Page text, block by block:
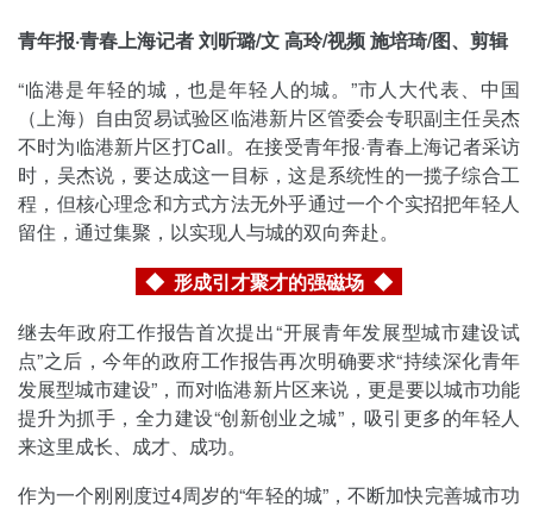
青年报·青春上海记者 刘昕璐/文高玲/视频施培琦/图、剪辑
“临港是年轻的城，也是年轻人的城。”市人大代表、中国
（上海）自由贸易试验区临港新片区管委会专职副主任吴杰
不时为临港新片区打Call。在接受青年报·青春上海记者采访
时，吴杰说，要达成这一目标，这是系统性的一揽子综合工
程，但核心理念和方式方法无外乎通过一个个实招把年轻人
留住，通过集聚，以实现人与城的双向奔赴。
◆ 形成引才聚才的强磁场 ◆
继去年政府工作报告首次提出“开展青年发展型城市建设试
点”之后，今年的政府工作报告再次明确要求“持续深化青年
发展型城市建设”，而对临港新片区来说，更是要以城市功能
提升为抓手，全力建设“创新创业之城”，吸引更多的年轻人
来这里成长、成才、成功。
作为一个刚刚度过4周岁的“年轻的城”，不断加快完善城市功